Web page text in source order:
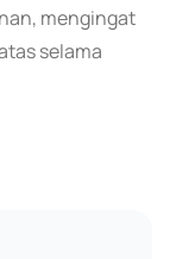
mengingat
selama